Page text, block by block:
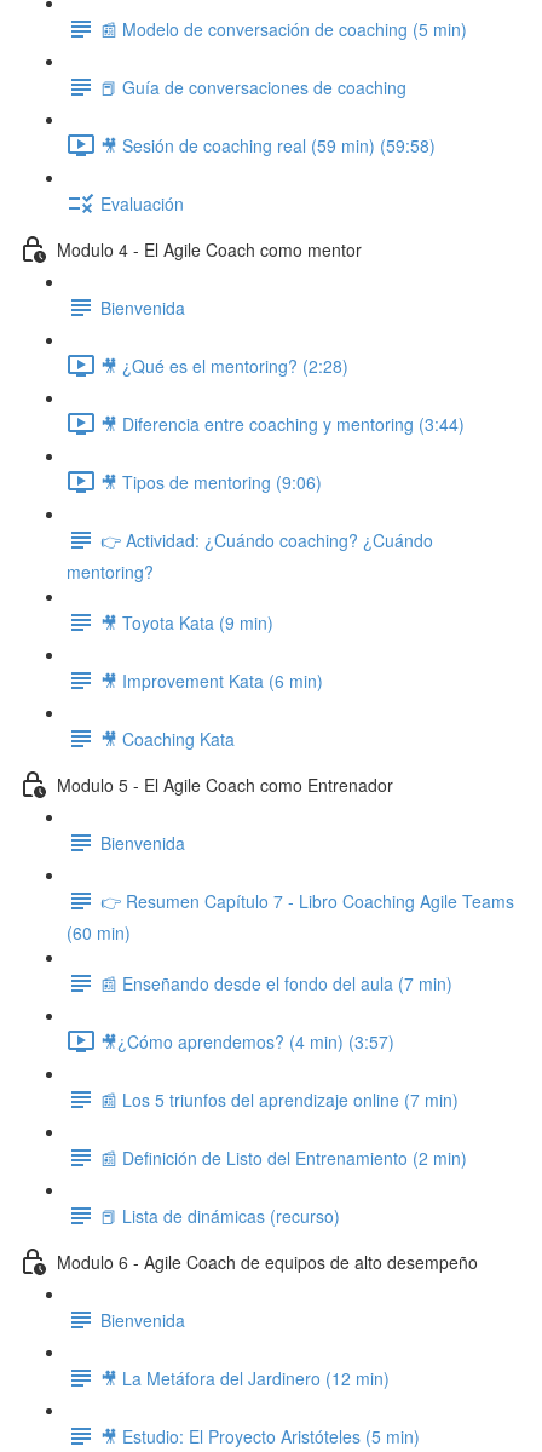
📰 Modelo de conversación de coaching (5 min)
📕 Guía de conversaciones de coaching
🎥 Sesión de coaching real (59 min) (59:58)
Evaluación
Modulo 4 - El Agile Coach como mentor
Bienvenida
🎥 ¿Qué es el mentoring? (2:28)
🎥 Diferencia entre coaching y mentoring (3:44)
🎥 Tipos de mentoring (9:06)
👉 Actividad: ¿Cuándo coaching? ¿Cuándo
mentoring?
🎥 Toyota Kata (9 min)
🎥 Improvement Kata (6 min)
🎥 Coaching Kata
Modulo 5 - El Agile Coach como Entrenador
Bienvenida
👉 Resumen Capítulo 7 - Libro Coaching Agile Teams
(60 min)
📰 Enseñando desde el fondo del aula (7 min)
🎥¿Cómo aprendemos? (4 min) (3:57)
📰 Los 5 triunfos del aprendizaje online (7 min)
📰 Definición de Listo del Entrenamiento (2 min)
📕 Lista de dinámicas (recurso)
Modulo 6 - Agile Coach de equipos de alto desempeño
Bienvenida
🎥 La Metáfora del Jardinero (12 min)
🎥 Estudio: El Proyecto Aristóteles (5 min)